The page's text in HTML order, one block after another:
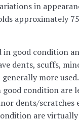
in
approximately
in good condition
dents, scuffs,
generally more used.
good condition are
dents/scratches
are